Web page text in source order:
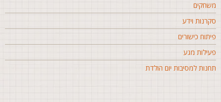
וידע
כישורים
מגע
למסיבות יום הולדת